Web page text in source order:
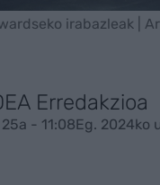
irabazleak |
Erredakzioa
- 11:08Eg. 2024ko